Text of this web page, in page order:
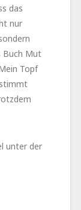
das
nur
Buch Mut
Topf
unter der